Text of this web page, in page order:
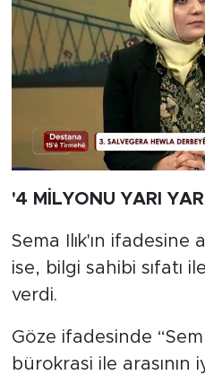
'4 MİLYONU YARI
Sema Ilık'ın ifadesine
ise, bilgi sahibi sıfatı
verdi.
Göze ifadesinde
bürokrasi ile arasının